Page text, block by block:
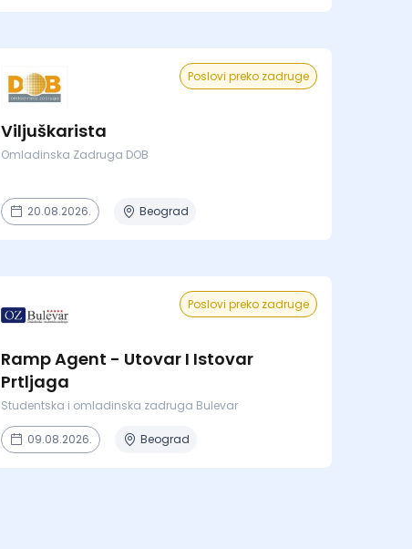
Poslovi preko zadruge
Viljuškarista
Omladinska Zadruga DOB
20.08.2026. Beograd
Poslovi preko zadruge
Ramp Agent - Utovar I Istovar
Prtljaga
Studentska i omladinska zadruga Bulevar
09.08.2026. Beograd